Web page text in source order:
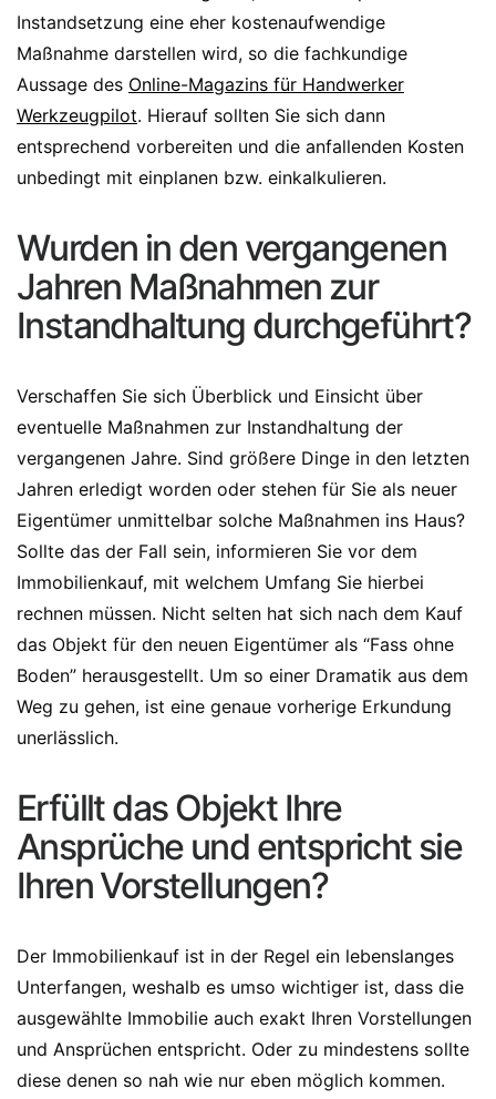
Instandsetzung eine eher kostenaufwendige
Maßnahme darstellen wird, so die fachkundige
Aussage des Online-Magazins für Handwerker
Werkzeugpilot. Hierauf sollten Sie sich dann
entsprechend vorbereiten und die anfallenden Kosten
unbedingt mit einplanen bzw. einkalkulieren.
Wurden in den vergangenen
Jahren Maßnahmen zur
Instandhaltung durchgeführt?
Verschaffen Sie sich Überblick und Einsicht über
eventuelle Maßnahmen zur Instandhaltung der
vergangenen Jahre. Sind größere Dinge in den letzten
Jahren erledigt worden oder stehen für Sie als neuer
Eigentümer unmittelbar solche Maßnahmen ins Haus?
Sollte das der Fall sein, informieren Sie vor dem
Immobilienkauf, mit welchem Umfang Sie hierbei
rechnen müssen. Nicht selten hat sich nach dem Kauf
das Objekt für den neuen Eigentümer als “Fass ohne
Boden” herausgestellt. Um so einer Dramatik aus dem
Weg zu gehen, ist eine genaue vorherige Erkundung
unerlässlich.
Erfüllt das Objekt Ihre
Ansprüche und entspricht sie
Ihren Vorstellungen?
Der Immobilienkauf ist in der Regel ein lebenslanges
Unterfangen, weshalb es umso wichtiger ist, dass die
ausgewählte Immobilie auch exakt Ihren Vorstellungen
und Ansprüchen entspricht. Oder zu mindestens sollte
diese denen so nah wie nur eben möglich kommen.